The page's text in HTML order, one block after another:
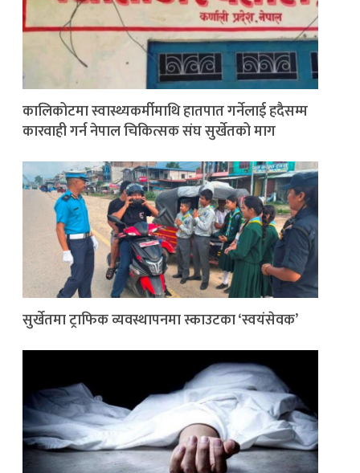
कालिकोटमा स्वास्थ्यकर्मीमाथि हातपात गर्नेलाई हदैसम्म
कारवाही गर्न नेपाल चिकित्सक संघ सुर्खेतको माग
सुर्खेतमा ट्राफिक व्यवस्थापनमा स्काउटका ‘स्वयंसेवक’